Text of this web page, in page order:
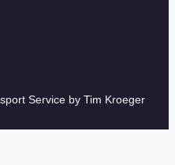
Service by Tim Kroeger